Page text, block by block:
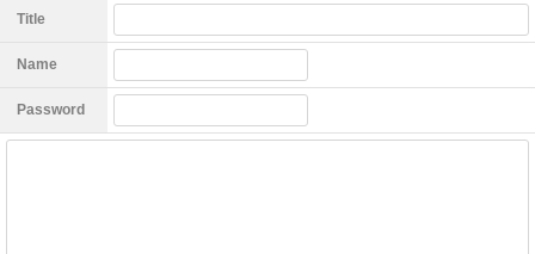
Title
Name
Password